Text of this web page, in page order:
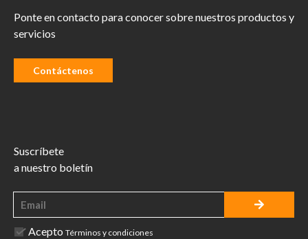
Ponte en contacto para conocer sobre nuestros productos y
servicios
Contáctenos
Suscríbete
a nuestro boletín
Acepto Términos y condiciones